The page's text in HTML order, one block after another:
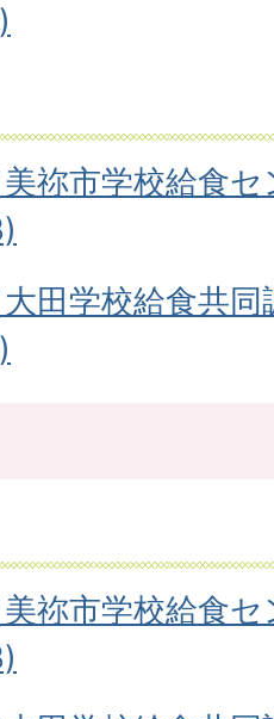
祢市学校給食
田学校給食共
祢市学校給食